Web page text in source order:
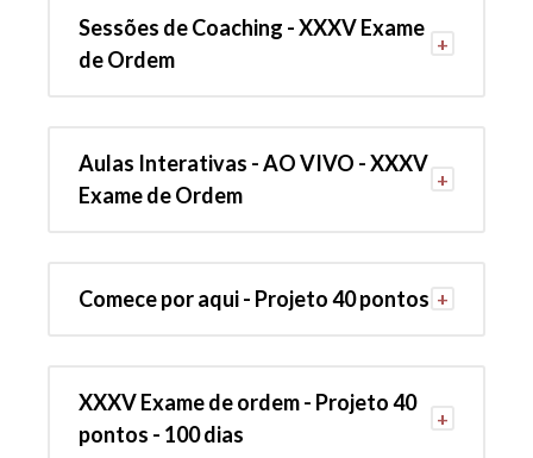
Sessões de Coaching - XXXV Exame
de Ordem
Aulas Interativas - AO VIVO - XXXV
Exame de Ordem
Comece por aqui - Projeto 40 pontos
XXXV Exame de ordem - Projeto 40
pontos - 100 dias